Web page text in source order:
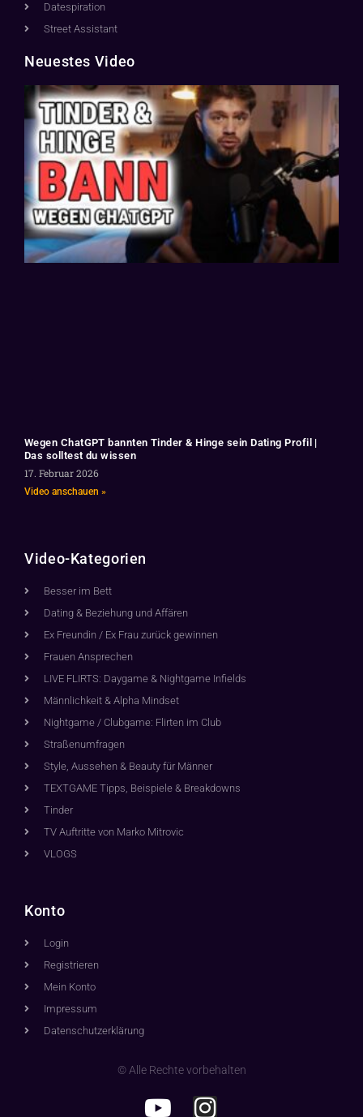
Datespiration
Street Assistant
Neuestes Video
Wegen ChatGPT bannten Tinder & Hinge sein Dating Profil |
Das solltest du wissen
17. Februar 2026
Video anschauen »
Video-Kategorien
Besser im Bett
Dating & Beziehung und Affären
Ex Freundin / Ex Frau zurück gewinnen
Frauen Ansprechen
LIVE FLIRTS: Daygame & Nightgame Infields
Männlichkeit & Alpha Mindset
Nightgame / Clubgame: Flirten im Club
Straßenumfragen
Style, Aussehen & Beauty für Männer
TEXTGAME Tipps, Beispiele & Breakdowns
Tinder
TV Auftritte von Marko Mitrovic
VLOGS
Konto
Login
Registrieren
Mein Konto
Impressum
Datenschutzerklärung
© Alle Rechte vorbehalten